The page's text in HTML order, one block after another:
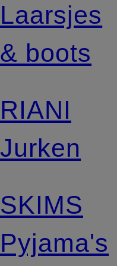
Laarsjes
& boots
RIANI
Jurken
SKIMS
Pyjama's